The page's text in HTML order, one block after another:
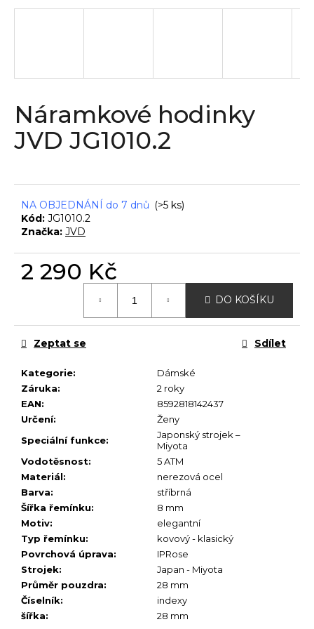
Náramkové hodinky
JVD JG1010.2
NA OBJEDNÁNÍ do 7 dnů (>5 ks)
Kód: JG1010.2
Značka: JVD
2 290 Kč
DO KOŠÍKU
Kategorie:
Dámské
Záruka:
2 roky
EAN:
8592818142437
Určení:
Ženy
Speciální funkce:
Japonský strojek –
Miyota
Vodotěsnost:
5 ATM
Materiál:
nerezová ocel
Barva:
stříbrná
Šířka řemínku:
8 mm
Motiv:
elegantní
Typ řemínku:
kovový - klasický
Povrchová úprava:
IPRose
Strojek:
Japan - Miyota
Průměr pouzdra:
28 mm
Číselník:
indexy
šířka: 28 mm
Zeptat se Sdílet
t
D
o
p
o
m
e